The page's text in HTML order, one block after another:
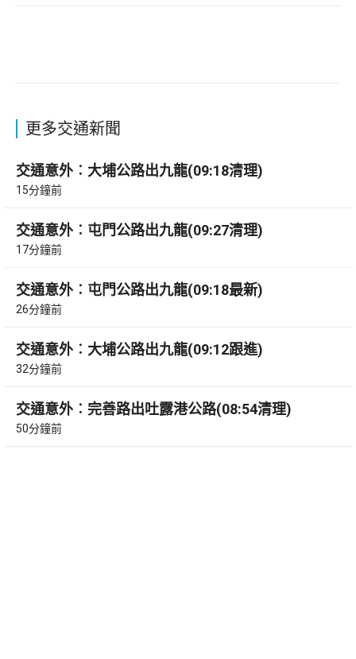
更多交通新聞
交通意外︰大埔公路出九龍(09:18清理)
15分鐘前
交通意外︰屯門公路出九龍(09:27清理)
17分鐘前
交通意外︰屯門公路出九龍(09:18最新)
26分鐘前
交通意外︰大埔公路出九龍(09:12跟進)
32分鐘前
交通意外︰完善路出吐露港公路(08:54清理)
50分鐘前